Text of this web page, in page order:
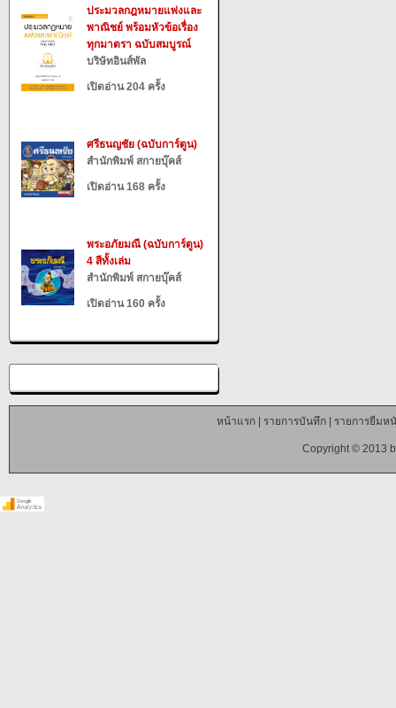
ประมวลกฎหมายแพ่งและ
พาณิชย์ พร้อมหัวข้อเรื่อง
ทุกมาตรา ฉบับสมบูรณ์
บริษัทอินส์พัล
เปิดอ่าน 204 ครั้ง
ศรีธนญชัย (ฉบับการ์ตูน)
สำนักพิมพ์ สกายบุ๊คส์
เปิดอ่าน 168 ครั้ง
พระอภัยมณี (ฉบับการ์ตูน)
4 สีทั้งเล่ม
สำนักพิมพ์ สกายบุ๊คส์
เปิดอ่าน 160 ครั้ง
หน้าแรก| รายการบันทึก| รายการยืมห
Copyright © 2013